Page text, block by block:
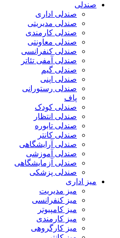
صندلی
صندلی اداری
صندلی مدیریتی
صندلی کارمندی
صندلی معاونتی
صندلی کنفرانسی
صندلی آمفی تئاتر
صندلی گیم
صندلی اپنی
صندلی رستورانی
پاف
صندلی کودک
صندلی انتظار
صندلی تابوره
صندلی کانتر
صندلی آرایشگاهی
صندلی آموزشی
صندلی آزمایشگاهی
صندلی پزشکی
میز اداری
میز مدیریت
میز کنفرانسی
میز کامپیوتر
میز کارمندی
میز کارگروهی